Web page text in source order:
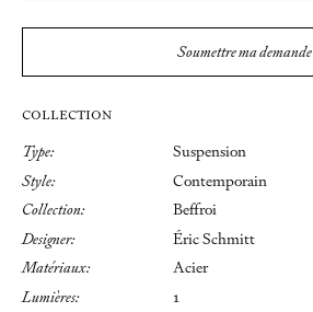
Soumettre ma demande
COLLECTION
Type:
Suspension
Style:
Contemporain
Collection:
Beffroi
Designer:
Éric Schmitt
Matériaux:
Acier
Lumières:
1